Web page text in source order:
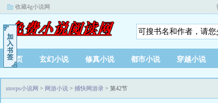
收藏4g小说网
首页 玄幻小说 修真小说 都市小说 穿越小说
stovps小说网 > 网游小说 > 捕快网游录 > 第42节